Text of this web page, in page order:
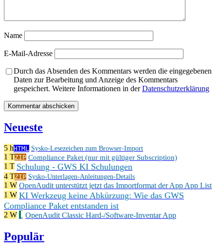
Name
E-Mail-Adresse
Durch das Absenden des Kommentars werden die eingegebenen
Daten zur Bearbeitung und Anzeige des Kommentars
gespeichert. Weitere Informationen in derDatenschutzerklärung
Neueste
5 hHTML Sysko-Lesezeichen zum Browser-Import
1 TZIP Compliance Paket (nur mit gültiger Subscription)
1 T Schulung - GWS KI Schulungen
4 TZIP Sysko-Unterlagen-Anleitungen-Details
1 W OpenAudit unterstützt jetzt das Importformat der App App List
1 W KI Werkzeug keine Abkürzung: Wie das GWS
Compliance Paket entstanden ist
2 W OpenAudit Classic Hard-/Software-Inventar App
Populär